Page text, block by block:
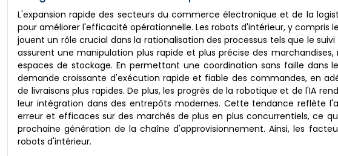
L'expansion rapide des secteurs du commerce électronique et de la
pour améliorer l'efficacité opérationnelle. Les robots d'intérieur, y compris
jouent un rôle crucial dans la rationalisation des processus tels que le
assurent une manipulation plus rapide et plus précise des
espaces de stockage. En permettant une coordination sans faille dans
demande croissante d'exécution rapide et fiable des commandes, en
de livraisons plus rapides. De plus, les progrès de la robotique et de l'IA
leur intégration dans des entrepôts modernes. Cette tendance reflète
erreur et efficaces sur des marchés de plus en plus concurrentiels, ce
prochaine génération de la chaîne d'approvisionnement. Ainsi, les
robots d'intérieur.